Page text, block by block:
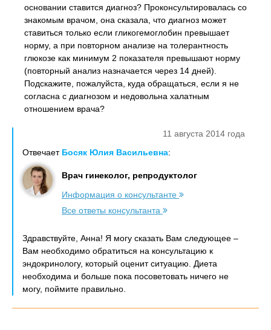
основании ставится диагноз? Проконсультировалась со
знакомым врачом, она сказала, что диагноз может
ставиться только если гликогемоглобин превышает
норму, а при повторном анализе на толерантность
глюкозе как минимум 2 показателя превышают норму
(повторный анализ назначается через 14 дней).
Подскажите, пожалуйста, куда обращаться, если я не
согласна с диагнозом и недовольна халатным
отношением врача?
11 августа 2014 года
Отвечает Босяк Юлия Васильевна:
Врач гинеколог, репродуктолог
Информация о консультанте
Все ответы консультанта
Здравствуйте, Анна! Я могу сказать Вам следующее –
Вам необходимо обратиться на консультацию к
эндокринологу, который оценит ситуацию. Диета
необходима и больше пока посоветовать ничего не
могу, поймите правильно.